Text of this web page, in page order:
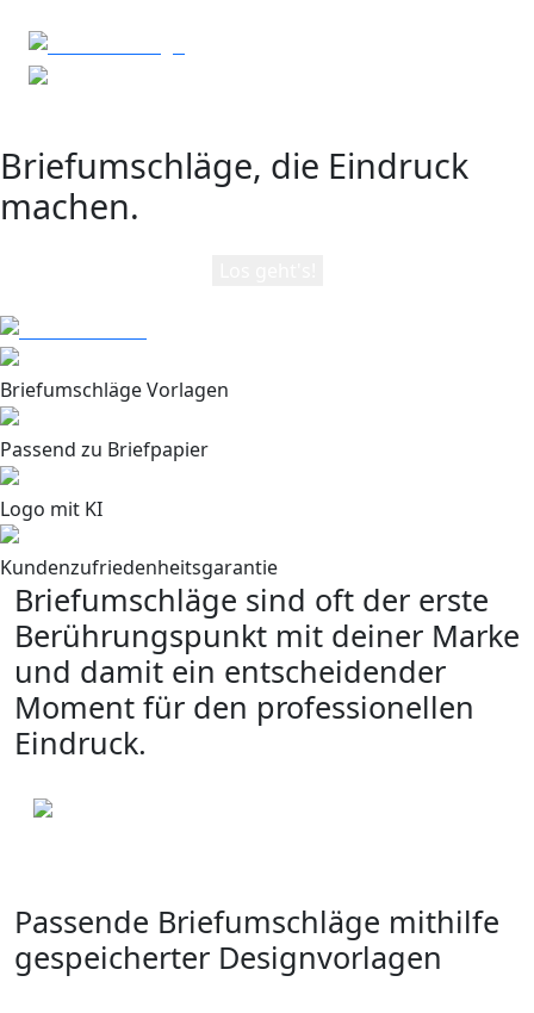
Briefumschläge, die Eindruck
machen.
Briefumschläge Vorlagen
Passend zu Briefpapier
Logo mit KI
Kundenzufriedenheitsgarantie
Briefumschläge sind oft der erste
Berührungspunkt mit deiner Marke
und damit ein entscheidender
Moment für den professionellen
Eindruck.
Passende Briefumschläge mithilfe
gespeicherter Designvorlagen